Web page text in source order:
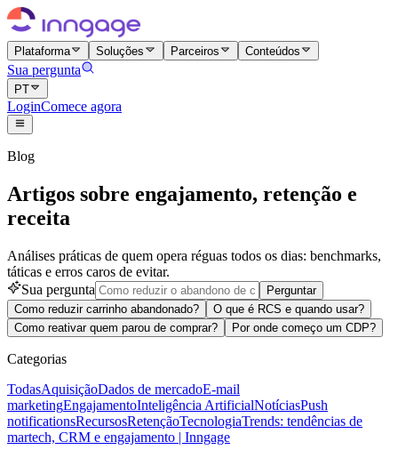
Plataforma Soluções Parceiros Conteúdos
Sua pergunta
PT
LoginComece agora
Blog
Artigos sobre engajamento, retenção e
receita
Análises práticas de quem opera réguas todos os dias: benchmarks,
táticas e erros caros de evitar.
Sua pergunta
Perguntar
Como reduzir carrinho abandonado?
O que é RCS e quando usar?
Como reativar quem parou de comprar?
Por onde começo um CDP?
Categorias
TodasAquisiçãoDados de mercadoE-mail
marketingEngajamentoInteligência ArtificialNotíciasPush
notificationsRecursosRetençãoTecnologiaTrends: tendências de
martech, CRM e engajamento | Inngage